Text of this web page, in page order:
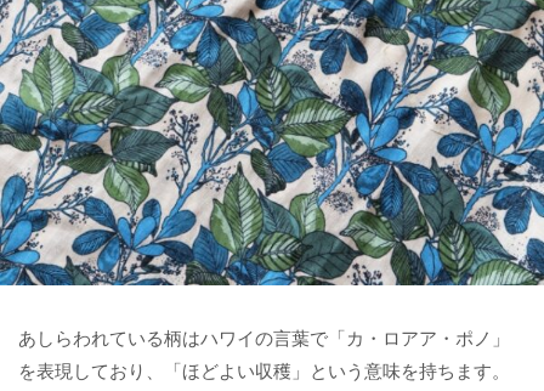
あしらわれている柄はハワイの言葉で「カ・ロアア・ポノ」
を表現しており、「ほどよい収穫」という意味を持ちます。